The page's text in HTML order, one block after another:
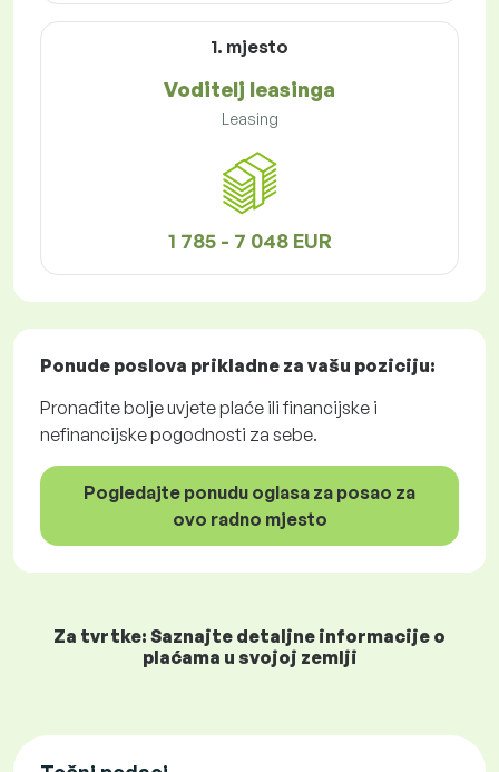
1. mjesto
Voditelj leasinga
Leasing
1 785 - 7 048 EUR
Ponude poslova prikladne za vašu poziciju:
Pronađite bolje uvjete plaće ili financijske i
nefinancijske pogodnosti za sebe.
Pogledajte ponudu oglasa za posao za
ovo radno mjesto
Za tvrtke: Saznajte detaljne informacije o
plaćama u svojoj zemlji